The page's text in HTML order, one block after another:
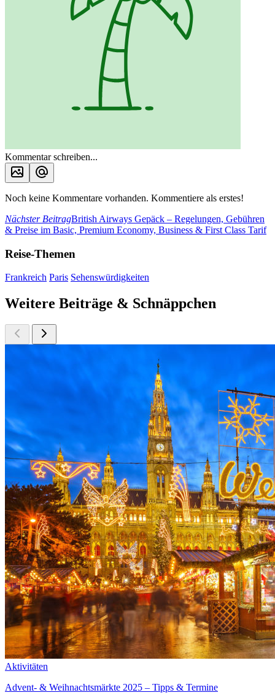
Kommentar schreiben...
Noch keine Kommentare vorhanden. Kommentiere als erstes!
Nächster BeitragBritish Airways Gepäck – Regelungen, Gebühren
& Preise im Basic, Premium Economy, Business & First Class Tarif
Reise-Themen
Frankreich Paris Sehenswürdigkeiten
Weitere Beiträge & Schnäppchen
Aktivitäten
Advent- & Weihnachtsmärkte 2025 – Tipps & Termine